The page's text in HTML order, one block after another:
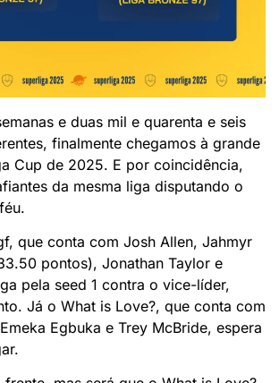
e duas mil e quarenta e seis
finalmente chegamos à grande
Cup de 2025. E por coincidência,
da mesma liga disputando o
que conta com Josh Allen, Jahmyr
pontos), Jonathan Taylor e
pela seed 1 contra o vice-líder,
Já o What is Love?, que conta com
Egbuka e Trey McBride, espera